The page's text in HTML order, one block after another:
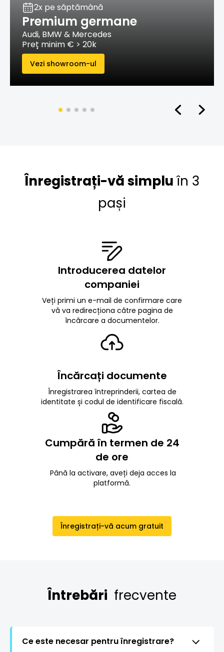
2x pe săptămână
Premium germane
Audi, BMW & Mercedes
Preț minim € > 20k
Vezi showroom-ul
Înregistrați-vă simpluîn 3
pași
Introducerea datelor
companiei
Veți primi un e-mail de confirmare care
vă va redirecționa către pagina de
încărcare a documentelor.
Încărcați documente
Înregistrarea întreprinderii, cartea de
identitate și codul de identificare fiscală.
Cumpără în termen de 24
de ore
Până la activare, aveți deja acces la
platformă.
Înregistrați-vă acum gratuit
Întrebări frecvente
Ce este necesar pentru înregistrare?